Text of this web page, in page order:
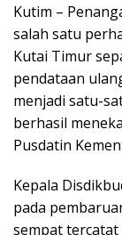
Kutim –
salah satu
Kutai Timur
pendataan
menjadi satu-
berhasil
Pusdatin
Kepala
pada
sempat tercatat